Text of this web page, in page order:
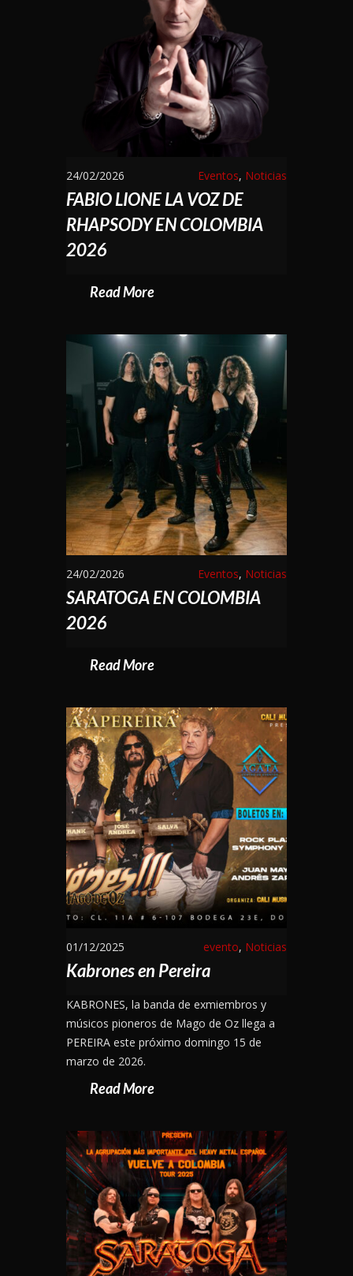
24/02/2026 Eventos, Noticias
FABIO LIONE LA VOZ DE
RHAPSODY EN COLOMBIA
2026
Read More
24/02/2026 Eventos, Noticias
SARATOGA EN COLOMBIA
2026
Read More
01/12/2025 evento, Noticias
Kabrones en Pereira
KABRONES, la banda de exmiembros y
músicos pioneros de Mago de Oz llega a
PEREIRA este próximo domingo 15 de
marzo de 2026.
Read More